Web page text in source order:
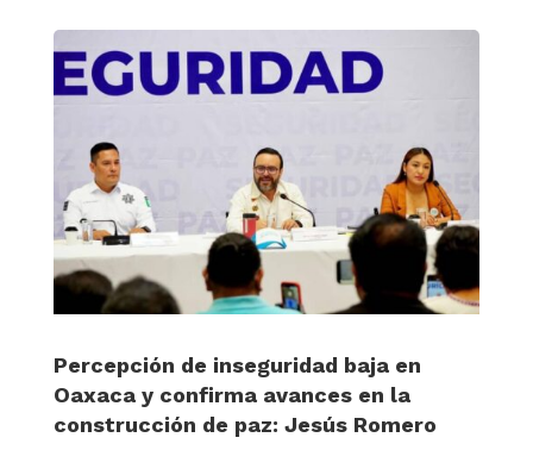
Percepción de inseguridad baja en
Oaxaca y confirma avances en la
construcción de paz: Jesús Romero